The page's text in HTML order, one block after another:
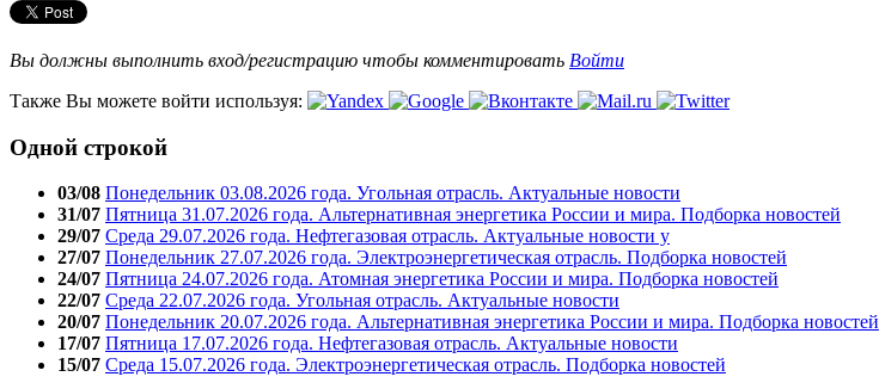
Вы должны выполнить вход/регистрацию чтобы комментировать Войти
Также Вы можете войти используя:
Одной строкой
03/08 Понедельник 03.08.2026 года. Угольная отрасль. Актуальные новости
31/07 Пятница 31.07.2026 года. Альтернативная энергетика России и мира. Подборка новостей
29/07 Среда 29.07.2026 года. Нефтегазовая отрасль. Актуальные новости у
27/07 Понедельник 27.07.2026 года. Электроэнергетическая отрасль. Подборка новостей
24/07 Пятница 24.07.2026 года. Атомная энергетика России и мира. Подборка новостей
22/07 Среда 22.07.2026 года. Угольная отрасль. Актуальные новости
20/07 Понедельник 20.07.2026 года. Альтернативная энергетика России и мира. Подборка новостей
17/07 Пятница 17.07.2026 года. Нефтегазовая отрасль. Актуальные новости
15/07 Среда 15.07.2026 года. Электроэнергетическая отрасль. Подборка новостей